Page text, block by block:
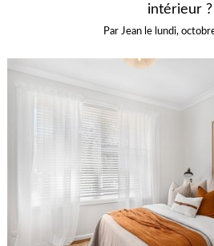
intérieur ?
Par Jean le lundi,